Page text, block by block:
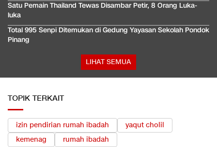
Satu Pemain Thailand Tewas Disambar Petir, 8 Orang Luka-
luka
Total 995 Senpi Ditemukan di Gedung Yayasan Sekolah Pondok
Pinang
LIHAT SEMUA
TOPIK TERKAIT
izin pendirian rumah ibadah
yaqut cholil
kemenag
rumah ibadah